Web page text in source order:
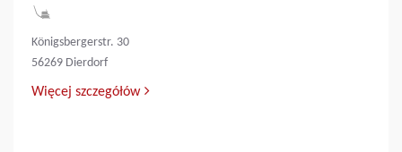
Königsbergerstr. 30
56269 Dierdorf
Więcej szczegółów